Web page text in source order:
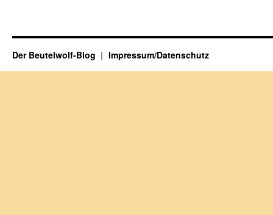
Der Beutelwolf-Blog Impressum/Datenschutz